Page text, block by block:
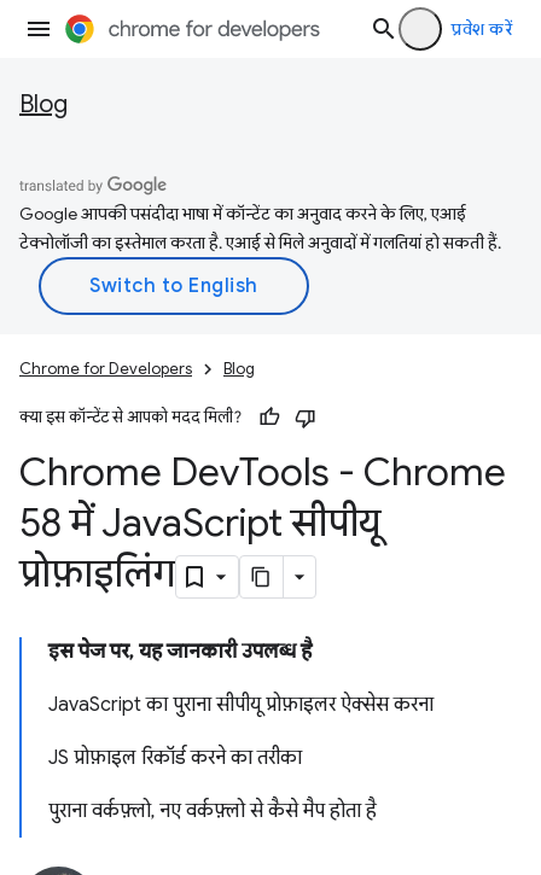
प्रवेश करें
Blog
Google आपकी पसंदीदा भाषा में कॉन्टेंट का अनुवाद करने के लिए, एआई
टेक्नोलॉजी का इस्तेमाल करता है. एआई से मिले अनुवादों में गलतियां हो सकती हैं.
Chrome for Developers Blog
क्या इस कॉन्टेंट से आपको मदद मिली?
Chrome DevTools - Chrome
58 में JavaScript सीपीयू
प्रोफ़ाइलिंग
इस पेज पर, यह जानकारी उपलब्ध है
JavaScript का पुराना सीपीयू प्रोफ़ाइलर ऐक्सेस करना
JS प्रोफ़ाइल रिकॉर्ड करने का तरीका
पुराना वर्कफ़्लो, नए वर्कफ़्लो से कैसे मैप होता है